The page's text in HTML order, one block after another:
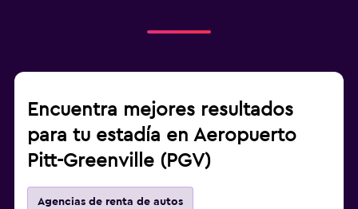
Encuentra mejores resultados
para tu estadía en Aeropuerto
Pitt-Greenville (PGV)
Agencias de renta de autos